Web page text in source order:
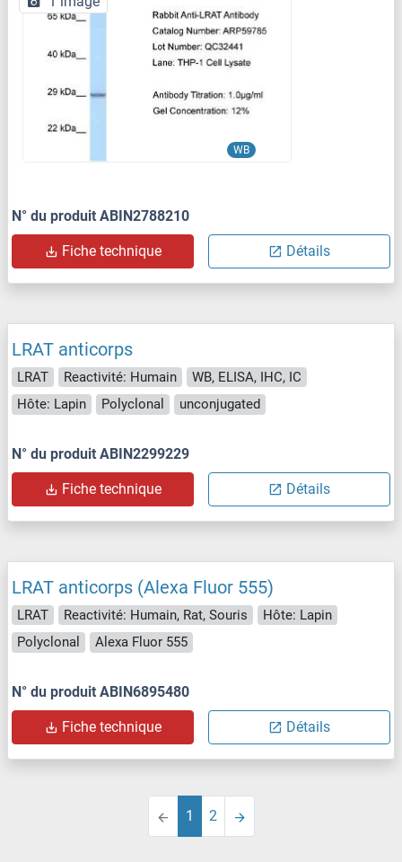
WB
N° du produit ABIN2788210
Fiche technique Détails
LRAT anticorps
LRAT Reactivité: Humain
WB, ELISA, IHC, IC
Hôte: Lapin
Polyclonal unconjugated
N° du produit ABIN2299229
Fiche technique Détails
LRAT anticorps (Alexa Fluor 555)
LRAT Reactivité: Humain, Rat, Souris
Hôte: Lapin
Polyclonal
Alexa Fluor 555
N° du produit ABIN6895480
Fiche technique Détails
1 2